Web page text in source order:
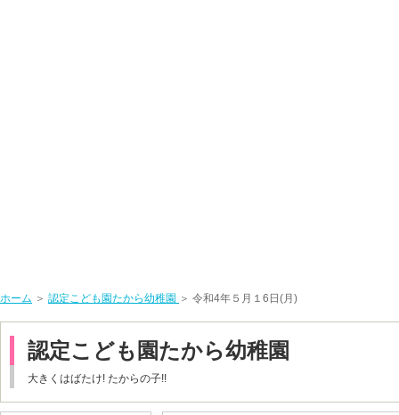
ホーム ＞ 認定こども園たから幼稚園 ＞ 令和4年５月１6日(月)
認定こども園たから幼稚園
大きくはばたけ! たからの子!!